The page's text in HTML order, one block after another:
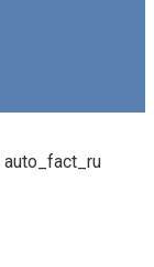
auto_fact_ru